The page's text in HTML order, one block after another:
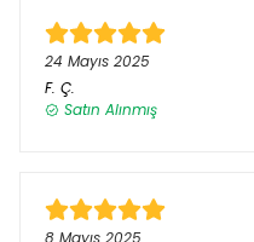
24 Mayıs 2025
F. Ç.
Satın Alınmış
8 Mayıs 2025